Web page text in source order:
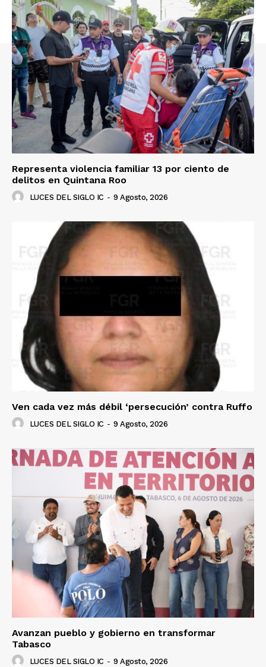
Representa violencia familiar 13 por ciento de
delitos en Quintana Roo
LUCES DEL SIGLO IC - 9 Agosto, 2026
Ven cada vez más débil ‘persecución’ contra Ruffo
LUCES DEL SIGLO IC - 9 Agosto, 2026
Avanzan pueblo y gobierno en transformar
Tabasco
LUCES DEL SIGLO IC - 9 Agosto, 2026